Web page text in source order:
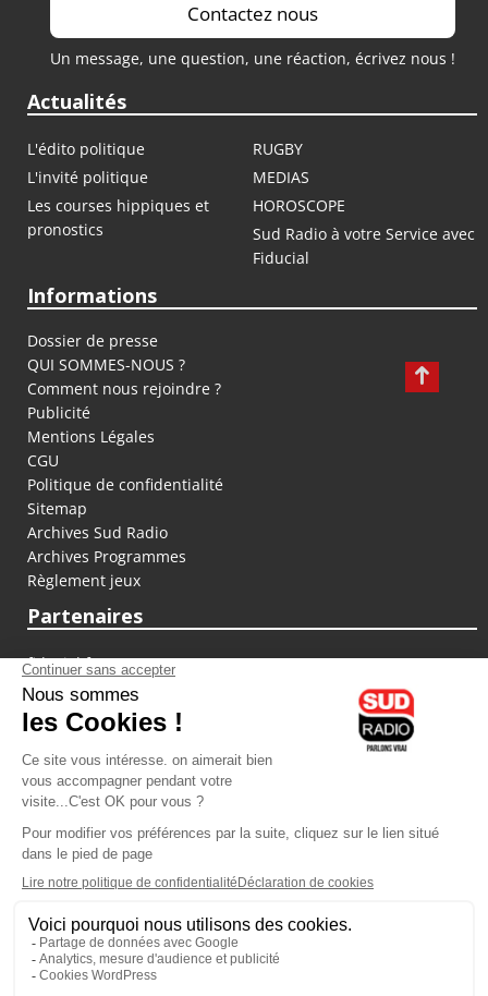
Contactez nous
Un message, une question, une réaction, écrivez nous !
Actualités
L'édito politique
RUGBY
L'invité politique
MEDIAS
Les courses hippiques et
pronostics
HOROSCOPE
Sud Radio à votre Service avec
Fiducial
Informations
Dossier de presse
QUI SOMMES-NOUS ?
Comment nous rejoindre ?
Publicité
Mentions Légales
CGU
Politique de confidentialité
Sitemap
Archives Sud Radio
Archives Programmes
Règlement jeux
Partenaires
fiducial.fr
lyoncapitale.fr
olympique-et-lyonnais.com
L'application Iphone / Android
Téléchargez l'application
Les cookies
Gestion des cookies
Crédit photos : ©Sud Radio / Pierre Olivier